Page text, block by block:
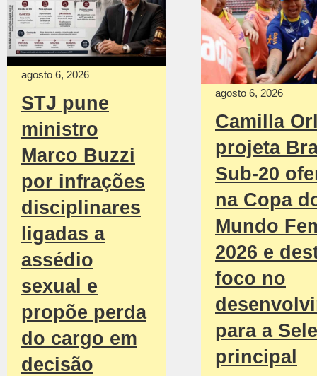
agosto 6, 2026
STJ pune
ministro
Marco Buzzi
por infrações
disciplinares
ligadas a
assédio
sexual e
propõe perda
do cargo em
decisão
agosto 6, 2026
Camilla
projeta
Sub-20
na Copa
Mundo
2026 e
foco no
para a
principal